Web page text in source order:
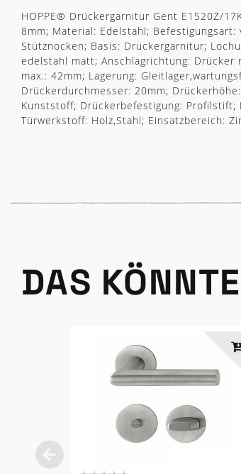
HOPPE® Drückergarnitur Gent E1520Z/
8mm; Material: Edelstahl;
Stütznocken; Basis: Drückergarnitur;
edelstahl matt; Anschlagrichtung:
max.: 42mm; Lagerung:
Drückerdurchmesser: 20mm;
Kunststoff; Drückerbefestigung:
Türwerkstoff: Holz,Stahl; Einsatzbereich:
DAS